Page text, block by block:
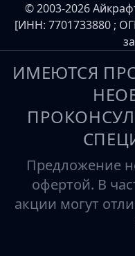
© 2003-2026
[ИНН: 7701733880 ;
ИМЕЮТСЯ
Предложение
офертой. В
акции могут